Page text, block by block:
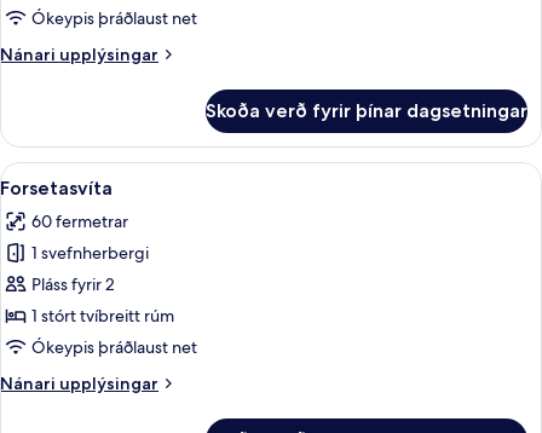
Ókeypis þráðlaust net
Nánari upplýsingar
Nánari
svíta
Skoða verð fyrir þínar dagsetningar
Skoða
allar
myndir
fyrir
Forsetasvíta
Forsetasvíta | Míníbar, skrifborð,
4
Forsetasvíta
60 fermetrar
1 svefnherbergi
Pláss fyrir 2
1 stórt tvíbreitt rúm
Ókeypis þráðlaust net
Nánari upplýsingar
Nánari